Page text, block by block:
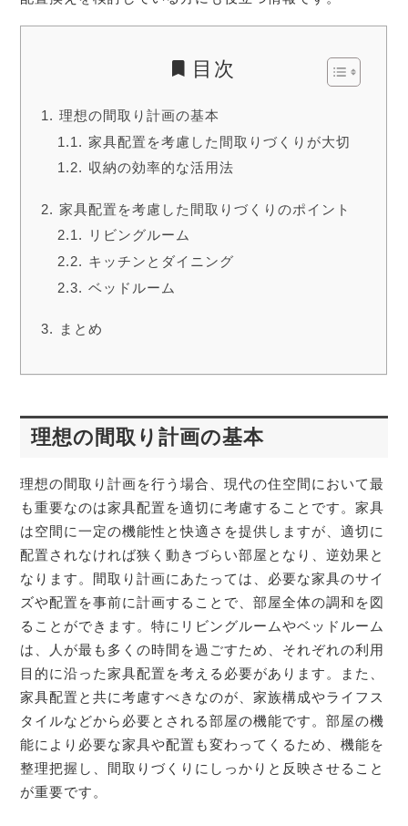
目次
理想の間取り計画の基本
家具配置を考慮した間取りづくりが大切
収納の効率的な活用法
家具配置を考慮した間取りづくりのポイント
リビングルーム
キッチンとダイニング
ベッドルーム
まとめ
理想の間取り計画の基本
理想の間取り計画を行う場合、現代の住空間において最
も重要なのは家具配置を適切に考慮することです。家具
は空間に一定の機能性と快適さを提供しますが、適切に
配置されなければ狭く動きづらい部屋となり、逆効果と
なります。間取り計画にあたっては、必要な家具のサイ
ズや配置を事前に計画することで、部屋全体の調和を図
ることができます。特にリビングルームやベッドルーム
は、人が最も多くの時間を過ごすため、それぞれの利用
目的に沿った家具配置を考える必要があります。また、
家具配置と共に考慮すべきなのが、家族構成やライフス
タイルなどから必要とされる部屋の機能です。部屋の機
能により必要な家具や配置も変わってくるため、機能を
整理把握し、間取りづくりにしっかりと反映させること
が重要です。